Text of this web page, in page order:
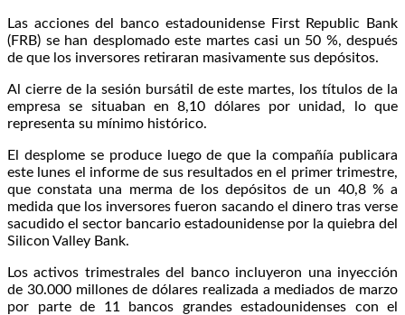
Las acciones del banco estadounidense First Republic Bank
(FRB) se han desplomado este martes casi un 50 %, después
de que los inversores retiraran masivamente sus depósitos.
Al cierre de la sesión bursátil de este martes, los títulos de la
empresa se situaban en 8,10 dólares por unidad, lo que
representa su mínimo histórico.
El desplome se produce luego de que la compañía publicara
este lunes el informe de sus resultados en el primer trimestre,
que constata una merma de los depósitos de un 40,8 % a
medida que los inversores fueron sacando el dinero tras verse
sacudido el sector bancario estadounidense por la quiebra del
Silicon Valley Bank.
Los activos trimestrales del banco incluyeron una inyección
de 30.000 millones de dólares realizada a mediados de marzo
por parte de 11 bancos grandes estadounidenses con el